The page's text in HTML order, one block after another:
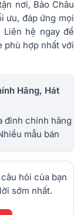
nơi, Bảo Châu
ưu, đáp ứng mọi
hệ ngay để
phù hợp nhất với
Hãng, Hát
đình chính hãng
mẫu bán
hỏi của bạn
sớm nhất.